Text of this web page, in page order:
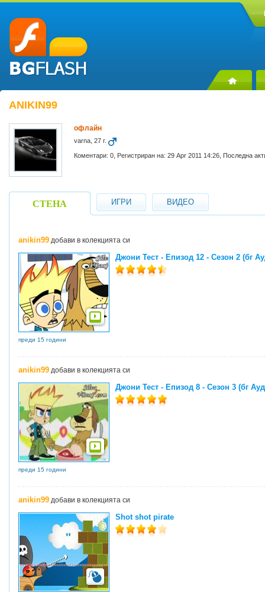
ANIKIN99
офлайн
varna, 27 г.
Коментари: 0, Регистриран на: 29 Apr 2011 14:26, Последна
СТЕНА ИГРИ ВИДЕО
anikin99 добави в колекцията си
Джони Тест - Епизод 12 - Сезон 2 (бг
преди 15 години
anikin99 добави в колекцията си
Джони Тест - Епизод 8 - Сезон 3 (бг
преди 15 години
anikin99 добави в колекцията си
Shot shot pirate